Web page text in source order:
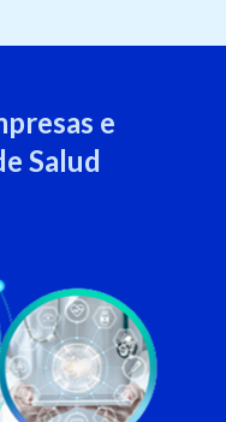
e
Salud